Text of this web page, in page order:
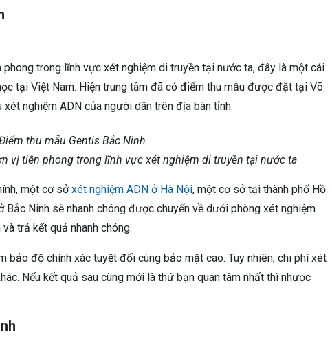
trong lĩnh vực xét nghiệm di truyền tại nước ta, đây là một cái
tại Việt Nam. Hiện trung tâm đã có điểm thu mẫu được đặt tại Võ
nghiệm ADN của người dân trên địa bàn tỉnh.
vị tiên phong trong lĩnh vực xét nghiệm di truyền tại nước ta
một cơ sởxét nghiệm ADN ở Hà Nội, một cơ sở tại thành phố Hồ
Ninh sẽ nhanh chóng được chuyển về dưới phòng xét nghiệm
trả kết quả nhanh chóng.
bảo độ chính xác tuyệt đối cùng bảo mật cao. Tuy nhiên, chi phí xét
Nếu kết quả sau cùng mới là thứ bạn quan tâm nhất thì nhược